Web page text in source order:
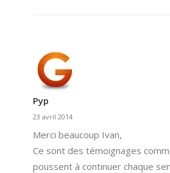
Pyp
23 avril 2014
Merci beaucoup Ivan,
Ce sont des témoignages
poussent à continuer chaque